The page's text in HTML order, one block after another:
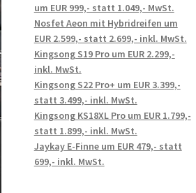
um EUR 999,- statt 1.049,- MwSt.
Nosfet Aeon mit Hybridreifen um
EUR 2.599,- statt 2.699,- inkl. MwSt.
Kingsong S19 Pro um EUR 2.299,-
inkl. MwSt.
Kingsong S22 Pro+ um EUR 3.399,-
statt 3.499,- inkl. MwSt.
Kingsong KS18XL Pro um EUR 1.799,-
statt 1.899,- inkl. MwSt.
Jaykay E-Finne um EUR 479,- statt
699,- inkl. MwSt.